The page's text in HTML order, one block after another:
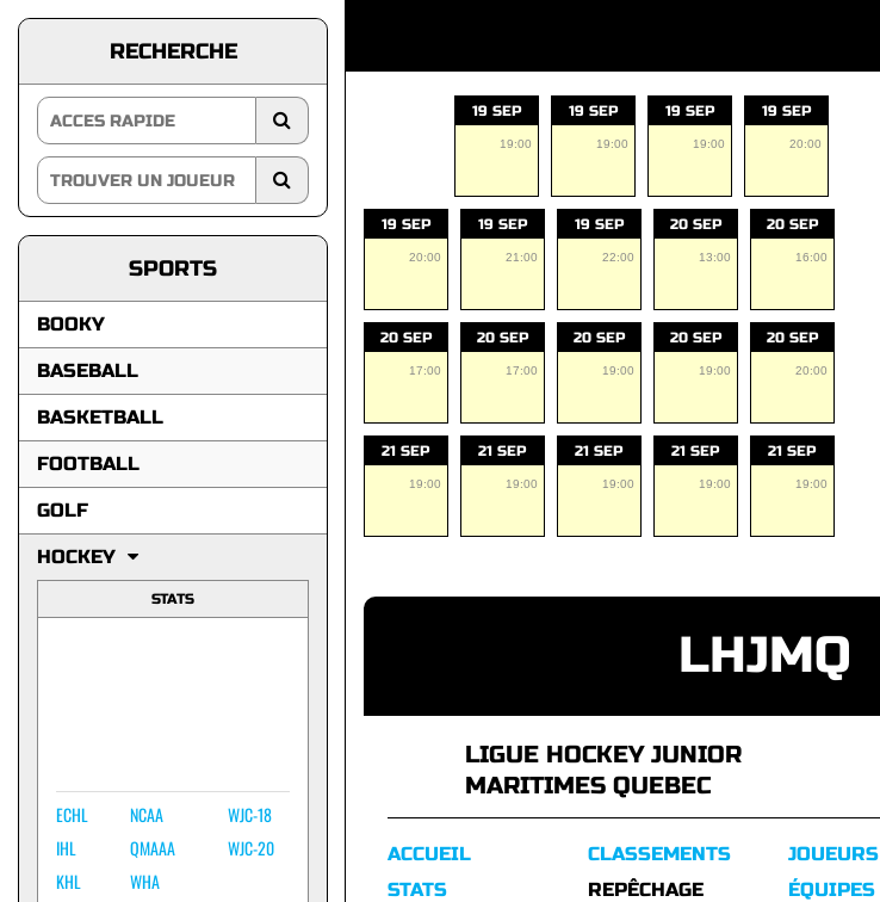
RECHERCHE
SPORTS
BOOKY
BASEBALL
BASKETBALL
FOOTBALL
GOLF
HOCKEY
STATS
ECHL
IHL
KHL
NCAA
QMAAA
WHA
WJC-18
WJC-20
19 SEP
19:00
19 SEP
19:00
19 SEP
19:00
19 SEP
20:00
19 SEP
20:00
19 SEP
21:00
19 SEP
22:00
20 SEP
13:00
20 SEP
16:00
20 SEP
17:00
20 SEP
17:00
20 SEP
19:00
20 SEP
19:00
20 SEP
20:00
21 SEP
19:00
21 SEP
19:00
21 SEP
19:00
21 SEP
19:00
21 SEP
19:00
LHJMQ
LIGUE HOCKEY JUNIOR
MARITIMES QUEBEC
ACCUEIL
STATS
CLASSEMENTS
REPÊCHAGE
JOUEURS
ÉQUIPES